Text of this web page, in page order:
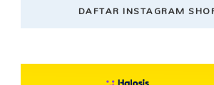
DAFTAR INSTAGRAM